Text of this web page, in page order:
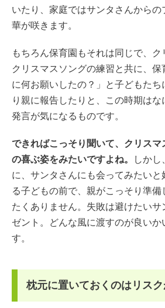
いたり、家庭ではサンタさんからの
華が咲きます。
もちろん保育園もそれは同じで、ク
クリスマスソングの練習と共に、
に何お願いしたの？」と子どもたち
り親に報告したりと、この時期はな
発言が気になるものです。
できればこっそり聞いて、クリスマ
の喜ぶ姿をみたいですよね。
しかし
に、サンタさんにも会ってみたい
る子どもの前で、親がこっそり準
たくありません。失敗は避けたいサ
ゼント。どんな風に渡すのが良いか
す。
枕元に置いておくのはリスク